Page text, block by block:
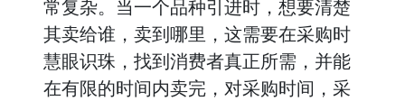
常复杂。当一个品种引进时，想要清楚
其卖给谁，卖到哪里，这需要在采购时
慧眼识珠，找到消费者真正所需，并能
在有限的时间内卖完，对采购时间，采